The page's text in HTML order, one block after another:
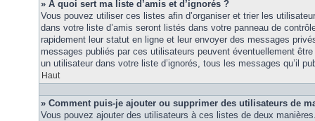
» À quoi sert ma liste d’amis et d’ignorés ?
Vous pouvez utiliser ces listes afin d’organiser et trier les
dans votre liste d’amis seront listés dans votre panneau de
rapidement leur statut en ligne et leur envoyer des messages
messages publiés par ces utilisateurs peuvent éventuellement
un utilisateur dans votre liste d’ignorés, tous les messages qu’il
Haut
» Comment puis-je ajouter ou supprimer des utilisateurs de
Vous pouvez ajouter des utilisateurs à ces listes de deux